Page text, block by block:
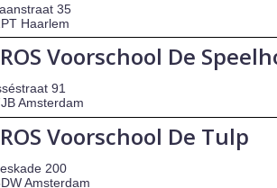
35
Haarlem
Voorschool De
91
Amsterdam
Voorschool De Tulp
200
Amsterdam